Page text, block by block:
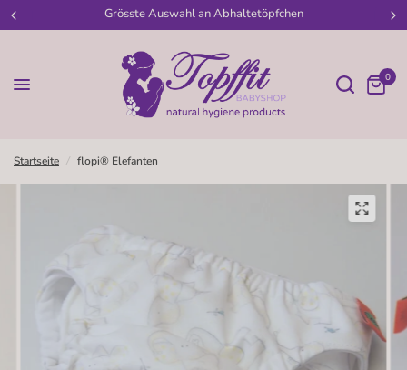
Grösste Auswahl an Abhaltetöpfchen
0
Startseite / flopi® Elefanten